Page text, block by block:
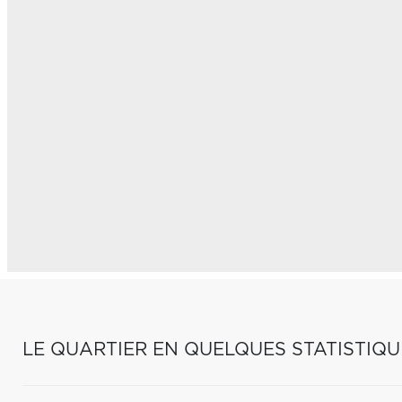
LE QUARTIER EN QUELQUES